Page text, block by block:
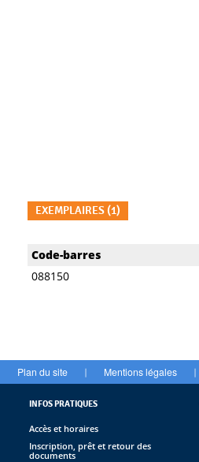
EXEMPLAIRES (1)
Liste des exemplaires
Code-barres
088150
Plan du site | Mentions légales |
INFOS PRATIQUES
Accès et horaires
Inscription, prêt et retour des
documents